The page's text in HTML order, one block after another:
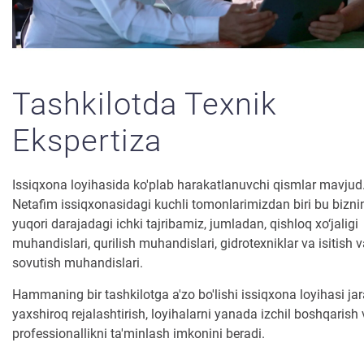
Tashkilotda Texnik
Ekspertiza
Issiqxona loyihasida ko'plab harakatlanuvchi qismlar
Netafim issiqxonasidagi kuchli tomonlarimizdan biri bu
yuqori darajadagi ichki tajribamiz, jumladan, qishloq xo‘jaligi
muhandislari, qurilish muhandislari, gidrotexniklar va isitish
sovutish muhandislari.
Hammaning bir tashkilotga a'zo bo'lishi issiqxona loyihasi
yaxshiroq rejalashtirish, loyihalarni yanada izchil boshqarish
professionallikni ta'minlash imkonini beradi.